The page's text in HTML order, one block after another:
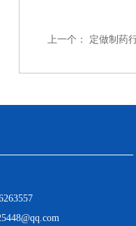
上一个： 定做制药